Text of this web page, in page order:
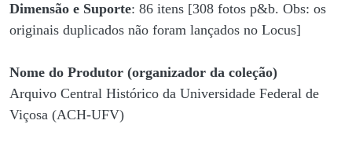
Dimensão e Suporte: 86 itens [308 fotos p&b. Obs: os
originais duplicados não foram lançados no Locus]
Nome do Produtor (organizador da coleção)
Arquivo Central Histórico da Universidade Federal de
Viçosa (ACH-UFV)